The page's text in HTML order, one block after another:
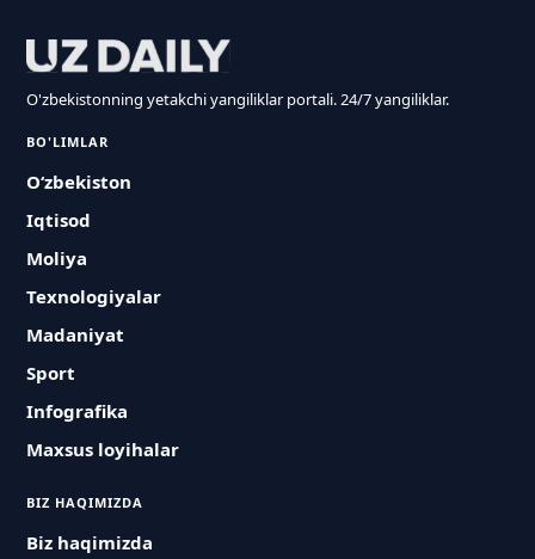
O'zbekistonning yetakchi yangiliklar portali. 24/7 yangiliklar.
BO'LIMLAR
O‘zbekiston
Iqtisod
Moliya
Texnologiyalar
Madaniyat
Sport
Infografika
Maxsus loyihalar
BIZ HAQIMIZDA
Biz haqimizda